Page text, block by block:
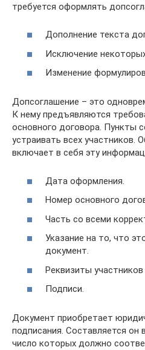
требуется оформлять
Дополнение текста
Исключение
Изменение
Допсоглашение – это
К нему предъявляются
основного договора. Пункты
устраивать всех участников.
включает в себя эту
Дата оформления.
Номер основного
Часть со всеми
Указание на то, что
документ.
Реквизиты участников
Подписи.
Документ приобретает
подписания. Составляется он
число которых должно